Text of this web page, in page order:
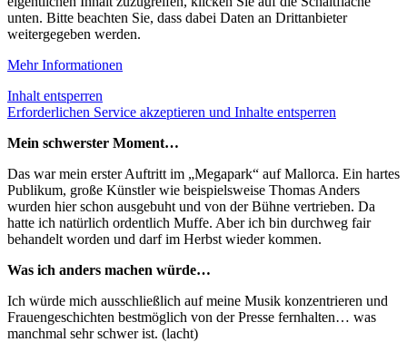
unten. Bitte beachten Sie, dass dabei Daten an Drittanbieter
weitergegeben werden.
Mehr Informationen
Inhalt entsperren
Erforderlichen Service akzeptieren und Inhalte entsperren
Mein schwerster Moment…
Das war mein erster Auftritt im „Megapark“ auf Mallorca. Ein hartes
Publikum, große Künstler wie beispielsweise Thomas Anders
wurden hier schon ausgebuht und von der Bühne vertrieben. Da
hatte ich natürlich ordentlich Muffe. Aber ich bin durchweg fair
behandelt worden und darf im Herbst wieder kommen.
Was ich anders machen würde…
Ich würde mich ausschließlich auf meine Musik konzentrieren und
Frauengeschichten bestmöglich von der Presse fernhalten… was
manchmal sehr schwer ist. (lacht)